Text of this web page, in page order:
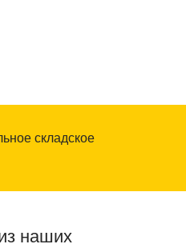
складское
наших